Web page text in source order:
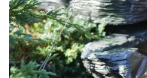
Indendørs vandfontæner
Byg selv